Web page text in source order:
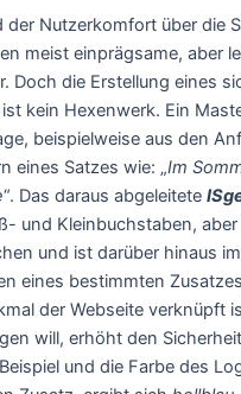
der Nutzerkomfort über die
meist einprägsame, aber
Doch die Erstellung eines
kein Hexenwerk. Ein
beispielweise aus den
eines Satzes wie: „Im
“. Das daraus abgeleitete
und Kleinbuchstaben,
und ist darüber hinaus
eines bestimmten
der Webseite verknüpft
will, erhöht den
und die Farbe des